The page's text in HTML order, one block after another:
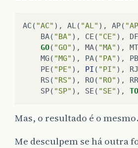
AC ( "AC" ), AL ( "AL" ), AP(
BA( "BA" ), CE ( "CE" ), DF
GO( "GO" ), MA( "MA" ), MT
MG ( "MG" ), PA( "PA" ), PB
PE ( "PE" ), PI ( "PI" ), RJ
RS ( "RS" ), RO( "RO" ), RR
SP( "SP" ), SE ( "SE" ), TO
Mas, o resultado é o mesmo.
Me desculpem se há outra